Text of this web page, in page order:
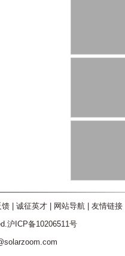
馈| 诚征英才| 网站导航| 友情链接|
沪ICP备10206511号